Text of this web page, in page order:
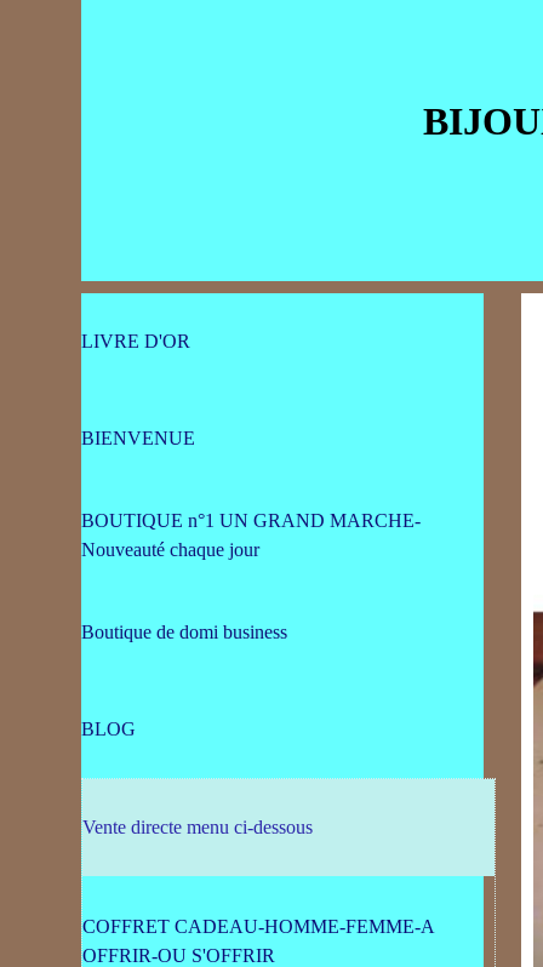
BIJOU
LIVRE D'OR
BIENVENUE
BOUTIQUE n°1 UN GRAND MARCHE-
Nouveauté chaque jour
Boutique de domi business
BLOG
Vente directe menu ci-dessous
COFFRET CADEAU-HOMME-FEMME-A
OFFRIR-OU S'OFFRIR